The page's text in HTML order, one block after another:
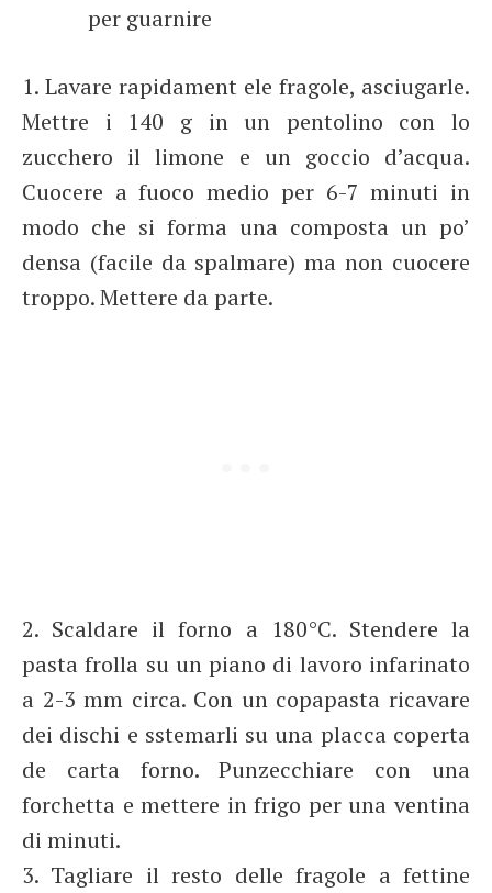
per guarnire
1. Lavare rapidament ele fragole, asciugarle.
Mettre i 140 g in un pentolino con lo
zucchero il limone e un goccio d’acqua.
Cuocere a fuoco medio per 6-7 minuti in
modo che si forma una composta un po’
densa (facile da spalmare) ma non cuocere
troppo. Mettere da parte.
2. Scaldare il forno a 180°C. Stendere la
pasta frolla su un piano di lavoro infarinato
a 2-3 mm circa. Con un copapasta ricavare
dei dischi e sstemarli su una placca coperta
de carta forno. Punzecchiare con una
forchetta e mettere in frigo per una ventina
di minuti.
3. Tagliare il resto delle fragole a fettine